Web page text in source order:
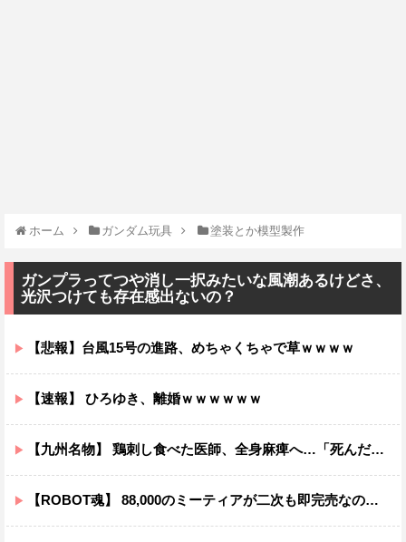
ホーム ガンダム玩具 塗装とか模型製作
ガンプラってつや消し一択みたいな風潮あるけどさ、
光沢つけても存在感出ないの？
【悲報】台風15号の進路、めちゃくちゃで草ｗｗｗｗ
【速報】 ひろゆき、離婚ｗｗｗｗｗｗ
【九州名物】 鶏刺し食べた医師、全身麻痺へ…「死んだほうが良い」
【ROBOT魂】 88,000のミーティアが二次も即完売なの大人気すぎる…